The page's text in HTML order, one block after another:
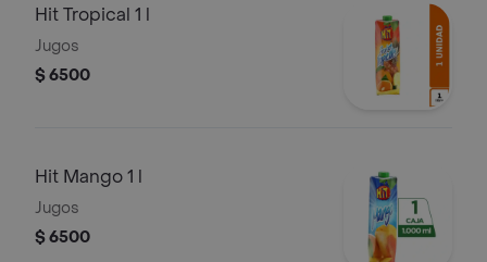
Hit Tropical 1 l
Jugos
$ 6500
Hit Mango 1 l
Jugos
$ 6500